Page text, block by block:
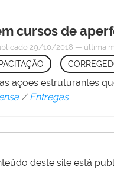
cursos de
29/10/2018 — última
ações estruturantes
/Entregas
deste site está